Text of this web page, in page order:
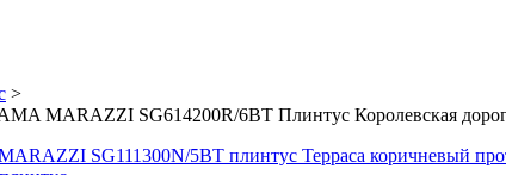
>
MARAZZI SG614200R/6BT Плинтус Королевская
SG111300N/5BT плинтус Терраса коричневый